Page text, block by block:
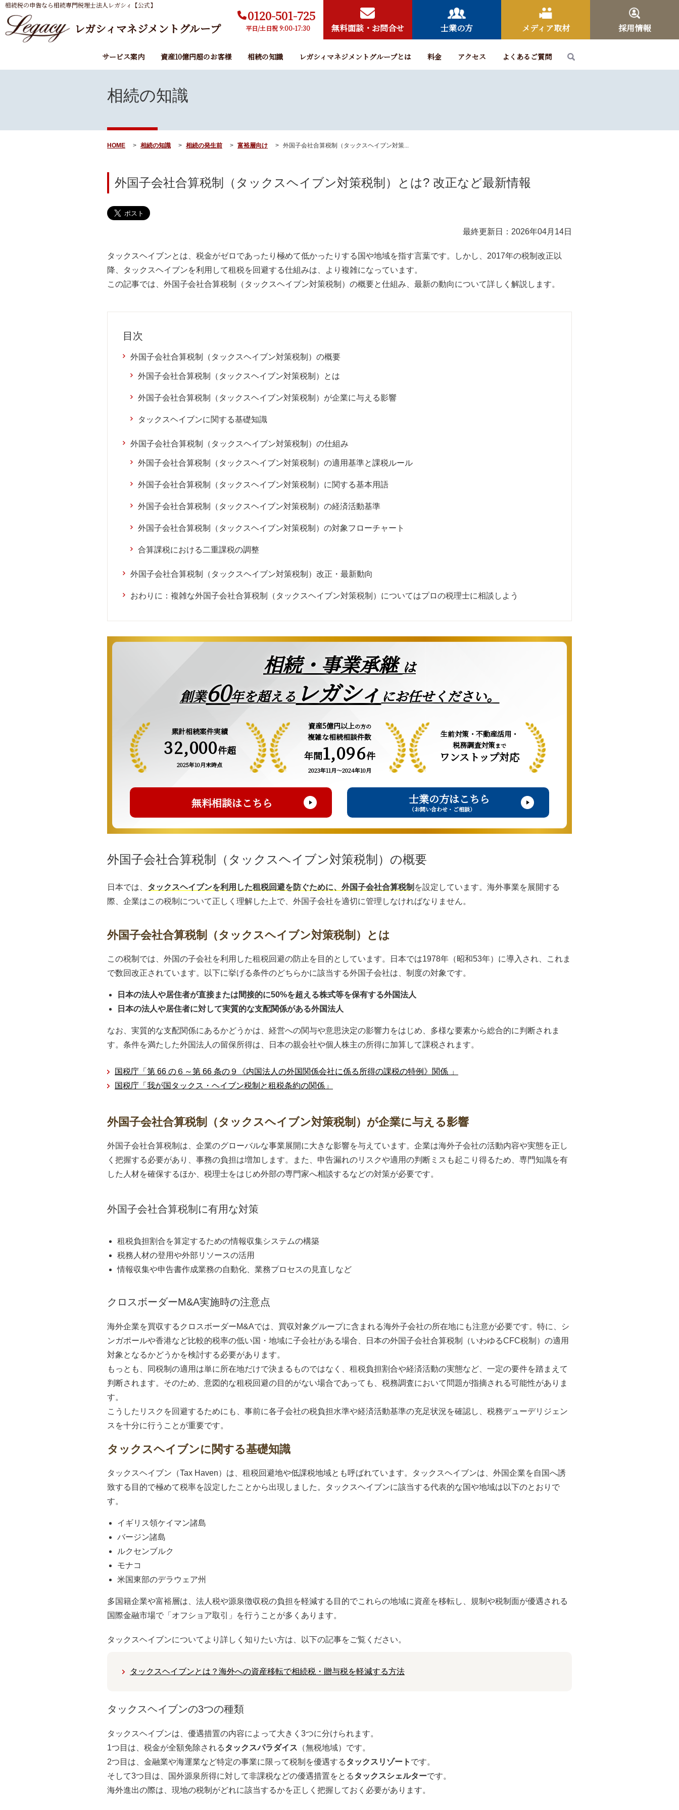
相続税の申告なら相続専門税理士法人レガシィ【公式】
レガシィマネジメントグループ
0120-501-725
平日/土日祝 9:00-17:30 無料面談・お問合せ 士業の方 メディア取材 採用情報
サービス案内 資産10億円超のお客様 相続の知識 レガシィマネジメントグループとは 料金 アクセス よくあるご質問
相続の知識
HOME 相続の知識 相続の発生前 富裕層向け 外国子会社合算税制（タックスヘイブン対策...
外国子会社合算税制（タックスヘイブン対策税制）とは? 改正など最新情報
最終更新日：2026年04月14日
タックスヘイブンとは、税金がゼロであったり極めて低かったりする国や地域を指す言葉です。しかし、2017年の税制改正以
降、タックスヘイブンを利用して租税を回避する仕組みは、より複雑になっています。
この記事では、外国子会社合算税制（タックスヘイブン対策税制）の概要と仕組み、最新の動向について詳しく解説します。
目次
外国子会社合算税制（タックスヘイブン対策税制）の概要
外国子会社合算税制（タックスヘイブン対策税制）とは
外国子会社合算税制（タックスヘイブン対策税制）が企業に与える影響
タックスヘイブンに関する基礎知識
外国子会社合算税制（タックスヘイブン対策税制）の仕組み
外国子会社合算税制（タックスヘイブン対策税制）の適用基準と課税ルール
外国子会社合算税制（タックスヘイブン対策税制）に関する基本用語
外国子会社合算税制（タックスヘイブン対策税制）の経済活動基準
外国子会社合算税制（タックスヘイブン対策税制）の対象フローチャート
合算課税における二重課税の調整
外国子会社合算税制（タックスヘイブン対策税制）改正・最新動向
おわりに：複雑な外国子会社合算税制（タックスヘイブン対策税制）についてはプロの税理士に相談しよう
相続・事業承継 は
創業60年を超える レガシィ にお任せください。
累計相続案件実績
32,000件超
2025年10月末時点
資産5億円以上の方の
複雑な相続相談件数
年間1,096件
2023年11月～2024年10月
生前対策・不動産活用・
税務調査対策まで
ワンストップ対応
無料相談はこちら 士業の方はこちら
（お問い合わせ・ご相談）
外国子会社合算税制（タックスヘイブン対策税制）の概要
日本では、 タックスヘイブンを利用した租税回避を防ぐために、外国子会社合算税制 を設定しています。海外事業を展開する
際、企業はこの税制について正しく理解した上で、外国子会社を適切に管理しなければなりません。
外国子会社合算税制（タックスヘイブン対策税制）とは
この税制では、外国の子会社を利用した租税回避の防止を目的としています。日本では1978年（昭和53年）に導入され、これま
で数回改正されています。以下に挙げる条件のどちらかに該当する外国子会社は、制度の対象です。
日本の法人や居住者が直接または間接的に50%を超える株式等を保有する外国法人
日本の法人や居住者に対して実質的な支配関係がある外国法人
なお、実質的な支配関係にあるかどうかは、経営への関与や意思決定の影響力をはじめ、多様な要素から総合的に判断されま
す。条件を満たした外国法人の留保所得は、日本の親会社や個人株主の所得に加算して課税されます。
国税庁「第 66 の６～第 66 条の９《内国法人の外国関係会社に係る所得の課税の特例》関係 」
国税庁「我が国タックス・ヘイブン税制と租税条約の関係」
外国子会社合算税制（タックスヘイブン対策税制）が企業に与える影響
外国子会社合算税制は、企業のグローバルな事業展開に大きな影響を与えています。企業は海外子会社の活動内容や実態を正し
く把握する必要があり、事務の負担は増加します。また、申告漏れのリスクや適用の判断ミスも起こり得るため、専門知識を有
した人材を確保するほか、税理士をはじめ外部の専門家へ相談するなどの対策が必要です。
外国子会社合算税制に有用な対策
租税負担割合を算定するための情報収集システムの構築
税務人材の登用や外部リソースの活用
情報収集や申告書作成業務の自動化、業務プロセスの見直しなど
クロスボーダーM&A実施時の注意点
海外企業を買収するクロスボーダーM&Aでは、買収対象グループに含まれる海外子会社の所在地にも注意が必要です。特に、シ
ンガポールや香港など比較的税率の低い国・地域に子会社がある場合、日本の外国子会社合算税制（いわゆるCFC税制）の適用
対象となるかどうかを検討する必要があります。
もっとも、同税制の適用は単に所在地だけで決まるものではなく、租税負担割合や経済活動の実態など、一定の要件を踏まえて
判断されます。そのため、意図的な租税回避の目的がない場合であっても、税務調査において問題が指摘される可能性がありま
す。
こうしたリスクを回避するためにも、事前に各子会社の税負担水準や経済活動基準の充足状況を確認し、税務デューデリジェン
スを十分に行うことが重要です。
タックスヘイブンに関する基礎知識
タックスヘイブン（Tax Haven）は、租税回避地や低課税地域とも呼ばれています。タックスヘイブンは、外国企業を自国へ誘
致する目的で極めて税率を設定したことから出現しました。タックスヘイブンに該当する代表的な国や地域は以下のとおりで
す。
イギリス領ケイマン諸島
バージン諸島
ルクセンブルク
モナコ
米国東部のデラウェア州
多国籍企業や富裕層は、法人税や源泉徴収税の負担を軽減する目的でこれらの地域に資産を移転し、規制や税制面が優遇される
国際金融市場で「オフショア取引」を行うことが多くあります。
タックスヘイブンについてより詳しく知りたい方は、以下の記事をご覧ください。
タックスヘイブンとは？海外への資産移転で相続税・贈与税を軽減する方法
タックスヘイブンの3つの種類
タックスヘイブンは、優遇措置の内容によって大きく3つに分けられます。
1つ目は、税金が全額免除されるタックスパラダイス （無税地域）です。
2つ目は、金融業や海運業など特定の事業に限って税制を優遇するタックスリゾート です。
そして3つ目は、国外源泉所得に対して非課税などの優遇措置をとるタックスシェルターです。
海外進出の際は、現地の税制がどれに該当するかを正しく把握しておく必要があります。